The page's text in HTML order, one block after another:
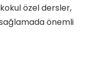
özel dersler,
sağlamada önemli